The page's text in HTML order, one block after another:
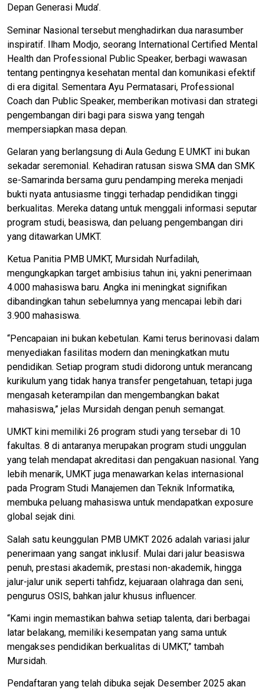
Depan Generasi Muda’.
Seminar Nasional tersebut menghadirkan dua narasumber
inspiratif. Ilham Modjo, seorang International Certified Mental
Health dan Professional Public Speaker, berbagi wawasan
tentang pentingnya kesehatan mental dan komunikasi efektif
di era digital. Sementara Ayu Permatasari, Professional
Coach dan Public Speaker, memberikan motivasi dan strategi
pengembangan diri bagi para siswa yang tengah
mempersiapkan masa depan.
Gelaran yang berlangsung di Aula Gedung E UMKT ini bukan
sekadar seremonial. Kehadiran ratusan siswa SMA dan SMK
se-Samarinda bersama guru pendamping mereka menjadi
bukti nyata antusiasme tinggi terhadap pendidikan tinggi
berkualitas. Mereka datang untuk menggali informasi seputar
program studi, beasiswa, dan peluang pengembangan diri
yang ditawarkan UMKT.
Ketua Panitia PMB UMKT, Mursidah Nurfadilah,
mengungkapkan target ambisius tahun ini, yakni penerimaan
4.000 mahasiswa baru. Angka ini meningkat signifikan
dibandingkan tahun sebelumnya yang mencapai lebih dari
3.900 mahasiswa.
“Pencapaian ini bukan kebetulan. Kami terus berinovasi dalam
menyediakan fasilitas modern dan meningkatkan mutu
pendidikan. Setiap program studi didorong untuk merancang
kurikulum yang tidak hanya transfer pengetahuan, tetapi juga
mengasah keterampilan dan mengembangkan bakat
mahasiswa,” jelas Mursidah dengan penuh semangat.
UMKT kini memiliki 26 program studi yang tersebar di 10
fakultas. 8 di antaranya merupakan program studi unggulan
yang telah mendapat akreditasi dan pengakuan nasional. Yang
lebih menarik, UMKT juga menawarkan kelas internasional
pada Program Studi Manajemen dan Teknik Informatika,
membuka peluang mahasiswa untuk mendapatkan exposure
global sejak dini.
Salah satu keunggulan PMB UMKT 2026 adalah variasi jalur
penerimaan yang sangat inklusif. Mulai dari jalur beasiswa
penuh, prestasi akademik, prestasi non-akademik, hingga
jalur-jalur unik seperti tahfidz, kejuaraan olahraga dan seni,
pengurus OSIS, bahkan jalur khusus influencer.
“Kami ingin memastikan bahwa setiap talenta, dari berbagai
latar belakang, memiliki kesempatan yang sama untuk
mengakses pendidikan berkualitas di UMKT,” tambah
Mursidah.
Pendaftaran yang telah dibuka sejak Desember 2025 akan